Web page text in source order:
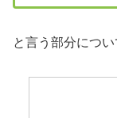
と言う部分につ